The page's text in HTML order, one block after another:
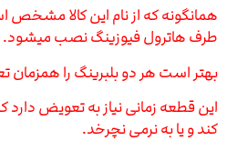
همانگونه که از نام این کالا مشخص
طرف هاترول فیوزینگ نصب میشود.
بهتر است هر دو بلبرینگ را همزمان
این قطعه زمانی نیاز به تعویض دارد
کند و یا به نرمی نچرخد.